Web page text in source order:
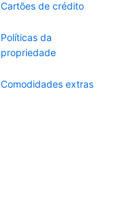
Cartões de crédito
Políticas da
propriedade
Comodidades extras